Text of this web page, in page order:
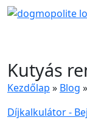
Kutyás
Kezdőlap » Blog »
Díjkalkulátor -